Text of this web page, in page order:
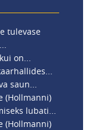
tulevase
on...
saun...
(Hollmanni)
lubati...
(Hollmanni)